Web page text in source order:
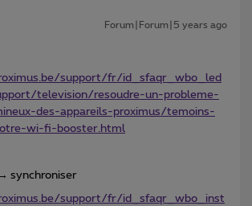
Forum|Forum|5 years ago
support/fr/id_sfaqr_wbo_led
television/resoudre-un-probleme-
des-appareils-proximus/temoins-
wi-fi-booster.html
synchroniser
support/fr/id_sfaqr_wbo_inst